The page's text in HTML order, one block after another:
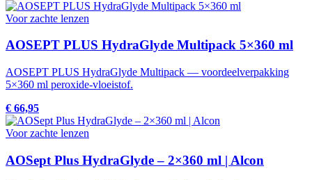
Voor zachte lenzen
AOSEPT PLUS HydraGlyde Multipack 5×360 ml
AOSEPT PLUS HydraGlyde Multipack — voordeelverpakking
5×360 ml peroxide-vloeistof.
€ 66,95
Voor zachte lenzen
AOSept Plus HydraGlyde – 2×360 ml | Alcon